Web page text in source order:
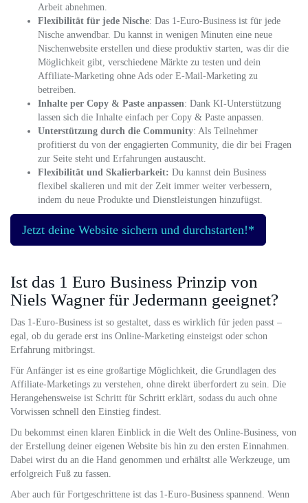
Arbeit abnehmen.
Flexibilität für jede Nische: Das 1-Euro-Business ist für jede
Nische anwendbar. Du kannst in wenigen Minuten eine neue
Nischenwebsite erstellen und diese produktiv starten, was dir die
Möglichkeit gibt, verschiedene Märkte zu testen und dein
Affiliate-Marketing ohne Ads oder E-Mail-Marketing zu
betreiben.
Inhalte per Copy & Paste anpassen: Dank KI-Unterstützung
lassen sich die Inhalte einfach per Copy & Paste anpassen.
Unterstützung durch die Community: Als Teilnehmer
profitierst du von der engagierten Community, die dir bei Fragen
zur Seite steht und Erfahrungen austauscht.
Flexibilität und Skalierbarkeit: Du kannst dein Business
flexibel skalieren und mit der Zeit immer weiter verbessern,
indem du neue Produkte und Dienstleistungen hinzufügst.
Jetzt deine Website sichern und durchstarten!*
Ist das 1 Euro Business Prinzip von
Niels Wagner für Jedermann geeignet?
Das 1-Euro-Business ist so gestaltet, dass es wirklich für jeden passt –
egal, ob du gerade erst ins Online-Marketing einsteigst oder schon
Erfahrung mitbringst.
Für Anfänger ist es eine großartige Möglichkeit, die Grundlagen des
Affiliate-Marketings zu verstehen, ohne direkt überfordert zu sein. Die
Herangehensweise ist Schritt für Schritt erklärt, sodass du auch ohne
Vorwissen schnell den Einstieg findest.
Du bekommst einen klaren Einblick in die Welt des Online-Business, von
der Erstellung deiner eigenen Website bis hin zu den ersten Einnahmen.
Dabei wirst du an die Hand genommen und erhältst alle Werkzeuge, um
erfolgreich Fuß zu fassen.
Aber auch für Fortgeschrittene ist das 1-Euro-Business spannend. Wenn